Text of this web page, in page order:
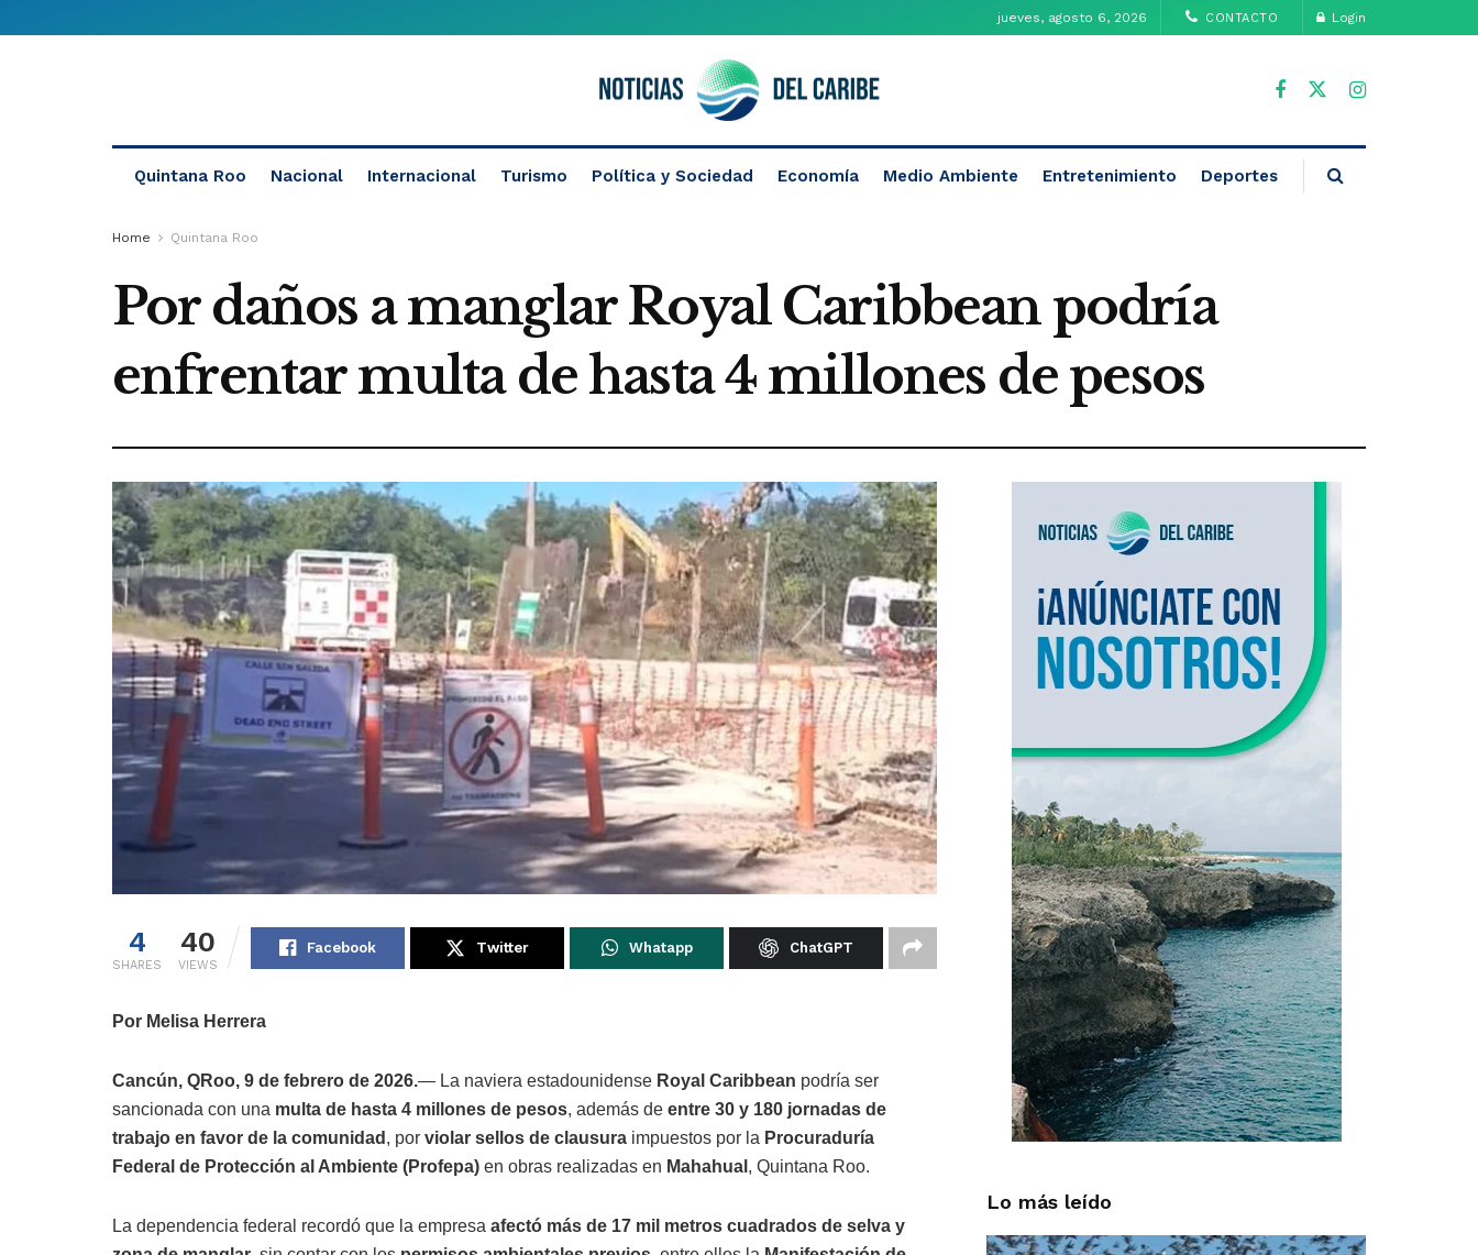
jueves, agosto 6, 2026 CONTACTO Login
Quintana Roo Nacional Internacional Turismo Política y Sociedad Economía Medio Ambiente Entretenimiento Deportes
Home Quintana Roo
Por daños a manglar Royal Caribbean podría
enfrentar multa de hasta 4 millones de pesos
4
SHARES
40
VIEWS
Facebook Twitter Whatapp ChatGPT
Por Melisa Herrera
Cancún, QRoo, 9 de febrero de 2026.— La naviera estadounidense Royal Caribbean podría ser
sancionada con una multa de hasta 4 millones de pesos, además de entre 30 y 180 jornadas de
trabajo en favor de la comunidad , por violar sellos de clausura impuestos por la Procuraduría
Federal de Protección al Ambiente (Profepa) en obras realizadas en Mahahual , Quintana Roo.
La dependencia federal recordó que la empresa afectó más de 17 mil metros cuadrados de selva y
Lo más leído